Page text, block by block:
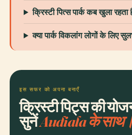
क्रिस्टी पित्स पार्क कब खुला रहता
क्या पार्क विकलांग लोगों के लिए
इस सफर को अपना बनाएँ
क्रिस्टी पिट्स की
सुनेंAudiala के